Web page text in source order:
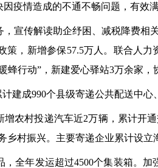
疫情造成的不通不畅问题，有效
宣传解读助企纾困、减税降费
，新增参保57.5万人。联合人
行动”，新建爱心驿站3万余家，
建成990个县级寄递公共配送中
农村投递汽车近2万辆，累计开
村振兴。主要寄递企业累计设立
全年发运超过4500个集装箱。